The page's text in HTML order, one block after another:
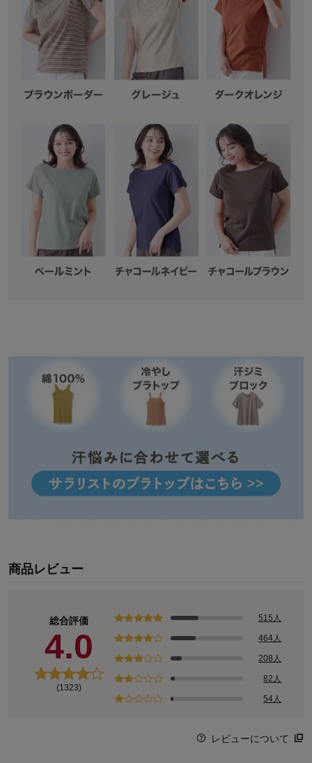
商品レビュー
総合評価
4.0
(1323)
515人
464人
208人
82人
54人
レビューについて